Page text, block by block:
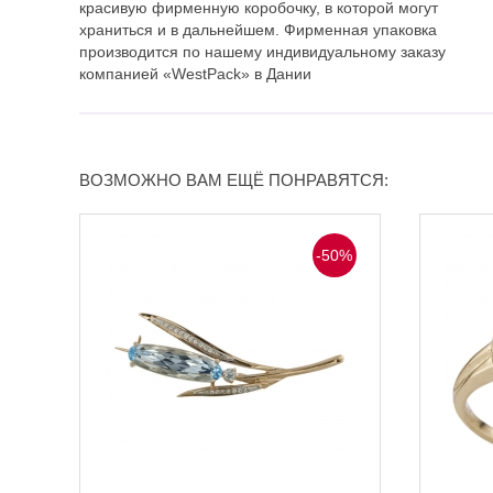
красивую фирменную коробочку, в которой могут
храниться и в дальнейшем. Фирменная упаковка
производится по нашему индивидуальному заказу
компанией «WestPack» в Дании
ВОЗМОЖНО ВАМ ЕЩЁ ПОНРАВЯТСЯ:
-50%